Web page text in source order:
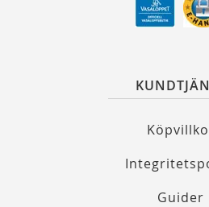
Guider